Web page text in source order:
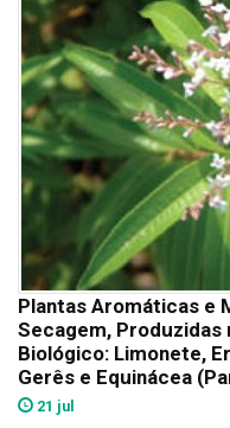
Plantas Aromáticas e
Secagem, Produzidas
Biológico: Limonete,
Gerês e Equinácea
21 jul